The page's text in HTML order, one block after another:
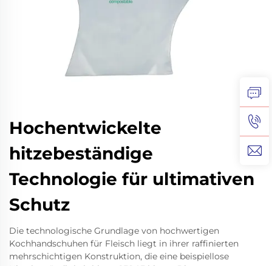
Hochentwickelte
hitzebeständige
Technologie für ultimativen
Schutz
Die technologische Grundlage von hochwertigen
Kochhandschuhen für Fleisch liegt in ihrer raffinierten
mehrschichtigen Konstruktion, die eine beispiellose